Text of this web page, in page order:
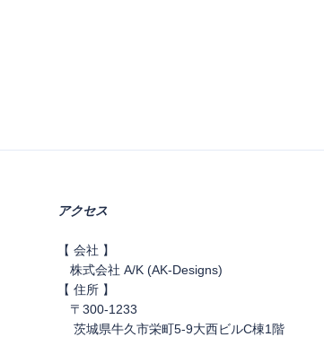
アクセス
【 会社 】
株式会社 A/K (AK-Designs)
【 住所 】
〒300-1233
茨城県牛久市栄町5-9大西ビルC棟1階